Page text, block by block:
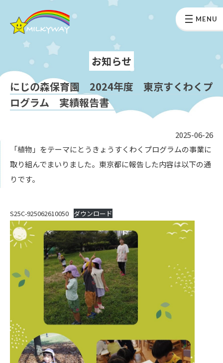
MENU
お知らせ
にじの森保育園 2024年度 東京すくわくプ
ログラム 実績報告書
2025-06-26
「植物」をテーマにとうきょうすくわくプログラムの事業に
取り組んでまいりました。東京都に報告した内容は以下の通
りです。
S25C-925062610050 ダウンロード